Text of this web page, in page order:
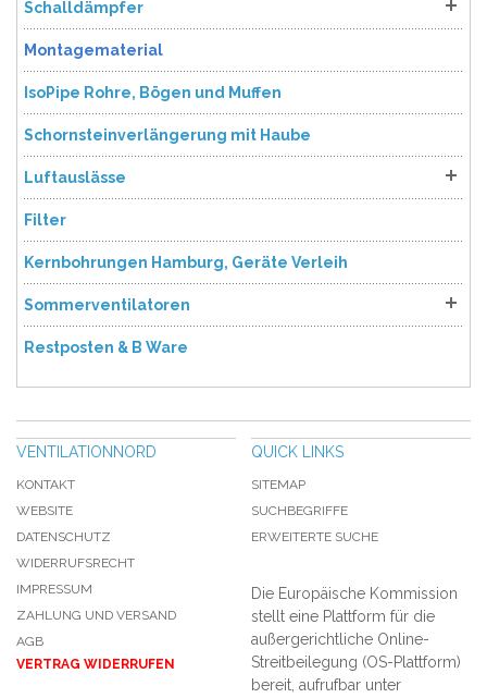
Schalldämpfer
Montagematerial
IsoPipe Rohre, Bögen und Muffen
Schornsteinverlängerung mit Haube
Luftauslässe
Filter
Kernbohrungen Hamburg, Geräte Verleih
Sommerventilatoren
Restposten & B Ware
VENTILATIONNORD
KONTAKT
WEBSITE
DATENSCHUTZ
WIDERRUFSRECHT
IMPRESSUM
ZAHLUNG UND VERSAND
AGB
VERTRAG WIDERRUFEN
QUICK LINKS
SITEMAP
SUCHBEGRIFFE
ERWEITERTE SUCHE
Die Europäische Kommission
stellt eine Plattform für die
außergerichtliche Online-
Streitbeilegung (OS-Plattform)
bereit, aufrufbar unter